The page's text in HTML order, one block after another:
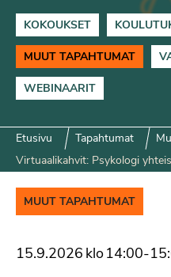
KOKOUKSET
MUUT TAPAHTUMAT
WEBINAARIT
Etusivu Tapahtumat
Virtuaalikahvit: Psykologi
MUUT TAPAHTUMAT
15.9.2026 klo14:00-